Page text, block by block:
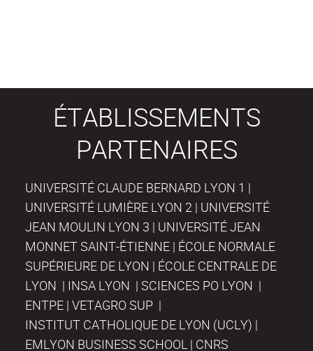
ÉTABLISSEMENTS
PARTENAIRES
UNIVERSITÉ CLAUDE BERNARD LYON 1 |
UNIVERSITÉ LUMIÈRE LYON 2 | UNIVERSITÉ
JEAN MOULIN LYON 3 | UNIVERSITÉ JEAN
MONNET SAINT-ÉTIENNE | ÉCOLE NORMALE
SUPÉRIEURE DE LYON | ÉCOLE CENTRALE DE
LYON | INSA LYON | SCIENCES PO LYON |
ENTPE | VETAGRO SUP |
INSTITUT CATHOLIQUE DE LYON (UCLY) |
EMLYON BUSINESS SCHOOL | CNRS